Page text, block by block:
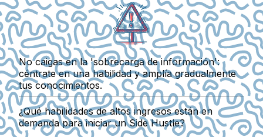
No caigas en la 'sobrecarga de información':
céntrate en una habilidad y amplía gradualmente
tus conocimientos.
¿Qué habilidades de altos ingresos están en
demanda para iniciar un Side Hustle?